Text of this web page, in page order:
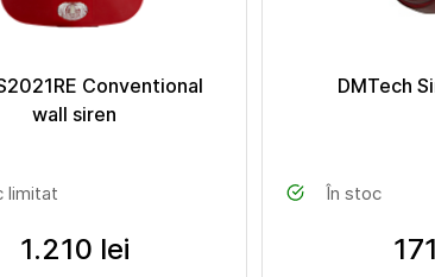
Conventional
wall siren
limitat
1.210 lei
DMTech
În stoc